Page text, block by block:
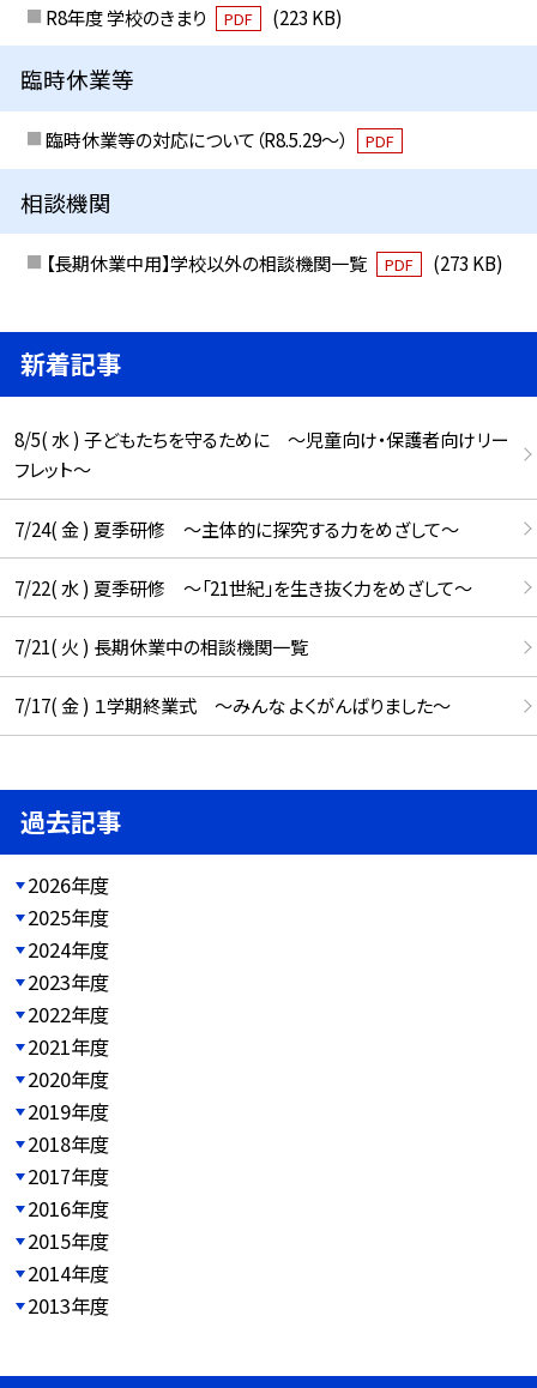
R8年度 学校のきまり PDF (223 KB)
臨時休業等
臨時休業等の対応について（R8.5.29～） PDF
相談機関
【長期休業中用】学校以外の相談機関一覧 PDF (273 KB)
新着記事
8/5( 水 ) 子どもたちを守るために ～児童向け・保護者向けリー
フレット～
7/24( 金 ) 夏季研修 ～主体的に探究する力をめざして～
7/22( 水 ) 夏季研修 ～「21世紀」を生き抜く力をめざして～
7/21( 火 ) 長期休業中の相談機関一覧
7/17( 金 ) １学期終業式 ～みんな よくがんばりました～
過去記事
2026年度
2025年度
2024年度
2023年度
2022年度
2021年度
2020年度
2019年度
2018年度
2017年度
2016年度
2015年度
2014年度
2013年度